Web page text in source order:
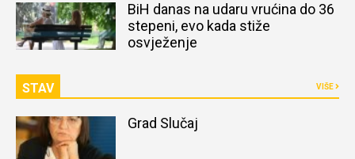
BiH danas na udaru vrućina do 36
stepeni, evo kada stiže
osvježenje
STAV VIŠE
Grad Slučaj